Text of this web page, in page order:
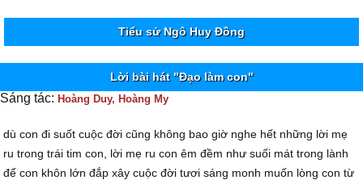
Tiểu sử Ngô Huy Đồng
Lời bài hát "Đạo làm con"
Sáng tác: Hoàng Duy, Hoàng My
dù con đi suốt cuộc đời cũng không bao giờ nghe hết những lời mẹ
ru trong trái tim con, lời mẹ ru con êm đềm như suối mát trong lành
để con khôn lớn đắp xây cuộc đời tươi sáng monh muốn lòng con từ